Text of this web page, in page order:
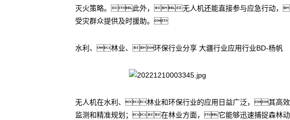
灭火策略。此外，无人机还能直接参与应急行动
受灾群众提供及时援助。
水利、林业、环保行业分享 大疆行业应用行业BD-杨帆
无人机在水利、林业和环保行业的应用日益广泛，其
监测和精准规划；在林业方面，它能够迅速捕捉森